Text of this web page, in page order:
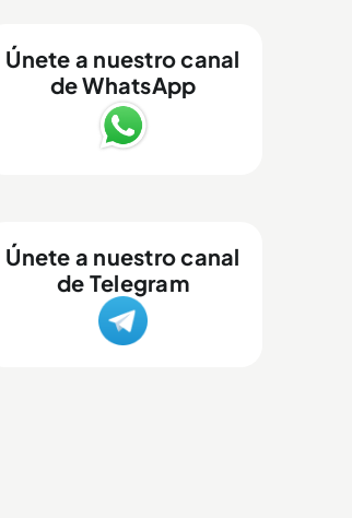
Únete a nuestro canal
de WhatsApp
Únete a nuestro canal
de Telegram